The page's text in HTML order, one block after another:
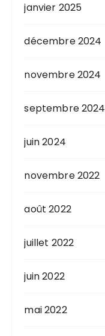
janvier 2025
décembre 2024
novembre 2024
septembre 2024
juin 2024
novembre 2022
août 2022
juillet 2022
juin 2022
mai 2022